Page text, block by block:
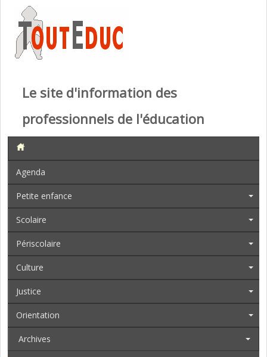
Le site d'information des
professionnels de l'éducation
Agenda
Petite enfance
Scolaire
Périscolaire
Culture
Justice
Orientation
Archives